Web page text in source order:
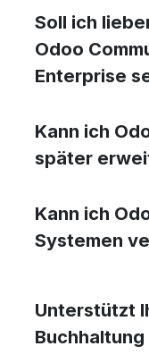
Soll ich
Odoo
Enterprise
Kann ich
später
Kann ich
Systemen
Unterstützt